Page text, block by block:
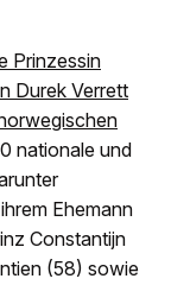
Prinzessin
Durek Verrett
nationale und
Ehemann
Constantijn
(58) sowie